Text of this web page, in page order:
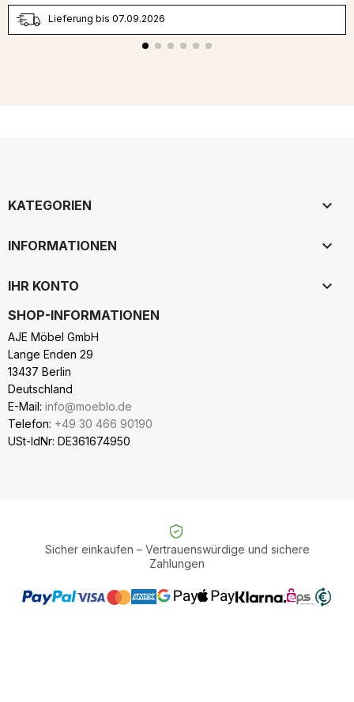
Lieferung bis 07.09.2026
KATEGORIEN 
INFORMATIONEN 
IHR KONTO 
SHOP-INFORMATIONEN
AJE Möbel GmbH
Lange Enden 29
13437 Berlin
Deutschland
E-Mail: info@moeblo.de
Telefon: +49 30 466 90190
USt-IdNr: DE361674950
Sicher einkaufen – Vertrauenswürdige und sichere
Zahlungen